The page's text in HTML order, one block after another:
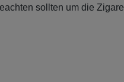
sollten um die